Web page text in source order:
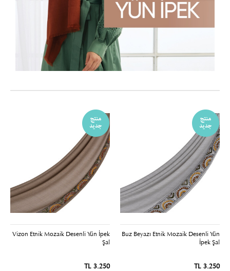
Buz Beyazı Etnik Mozaik Desenli Yün
İpek Şal
3.250 TL
Vizon Etnik Mozaik Desenli Yün İpek
Şal
3.250 TL